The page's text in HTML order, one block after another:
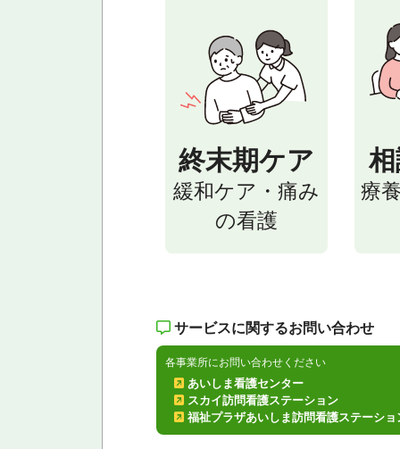
終末期ケア
緩和ケア・痛み
の看護
療
サービスに関するお問い合わせ
各事業所にお問い合わせください
あいしま看護センター
スカイ訪問看護ステーション
福祉プラザあいしま訪問看護ステーショ